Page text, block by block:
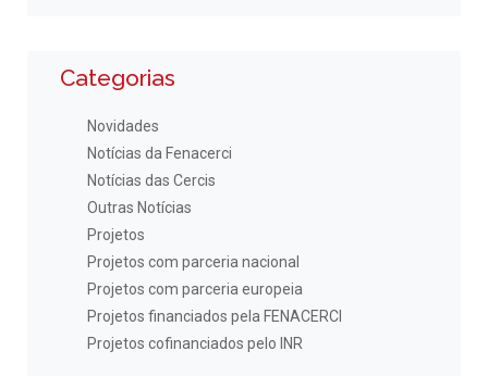
Categorias
Novidades
Notícias da Fenacerci
Notícias das Cercis
Outras Notícias
Projetos
Projetos com parceria nacional
Projetos com parceria europeia
Projetos financiados pela FENACERCI
Projetos cofinanciados pelo INR